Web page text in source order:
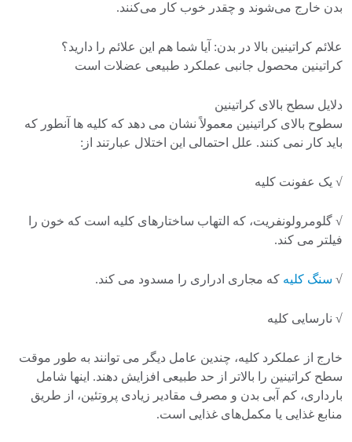
بدن خارج می‌شوند و چقدر خوب کار می‌کنند.
علائم کراتینین بالا در بدن: آیا شما هم این علائم را دارید؟
کراتینین محصول جانبی عملکرد طبیعی عضلات است
دلایل سطح بالای کراتینین
سطوح بالای کراتینین معمولاً نشان می دهد که کلیه ها آنطور که
باید کار نمی کنند. علل احتمالی این اختلال عبارتند از:
√ یک عفونت کلیه
√ گلومرولونفریت، که التهاب ساختارهای کلیه است که خون را
فیلتر می کند.
√ سنگ کلیه که مجاری ادراری را مسدود می کند.
√ نارسایی کلیه
خارج از عملکرد کلیه، چندین عامل دیگر می توانند به طور موقت
سطح کراتینین را بالاتر از حد طبیعی افزایش دهند. اینها شامل
بارداری، کم آبی بدن و مصرف مقادیر زیادی پروتئین، از طریق
منابع غذایی یا مکمل‌های غذایی است.